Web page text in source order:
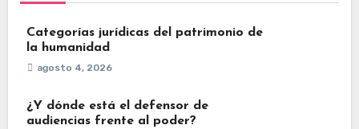
Categorías jurídicas del patrimonio de
la humanidad
agosto 4, 2026
¿Y dónde está el defensor de
audiencias frente al poder?